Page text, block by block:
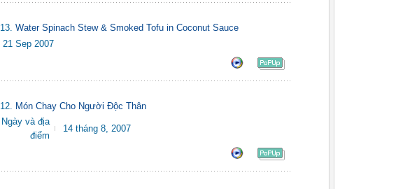
13. Water Spinach Stew & Smoked Tofu in Coconut Sauce
21 Sep 2007
12. Món Chay Cho Người Độc Thân
Ngày và địa
điểm
14 tháng 8, 2007